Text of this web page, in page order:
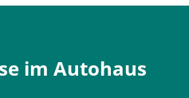
im Autohaus